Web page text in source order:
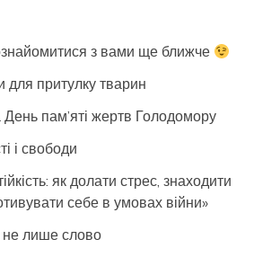
з вами ще ближче
для притулку тварин
пам’яті жертв Голодомору
і свободи
як долати стрес, знаходити
себе в умовах війни»
не лише слово